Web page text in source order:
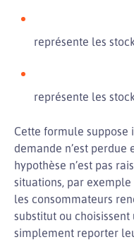
représente les
représente les
Cette formule suppose
demande n’est perdue
hypothèse n’est pas
situations, par
les consommateurs
substitut ou
simplement reporter